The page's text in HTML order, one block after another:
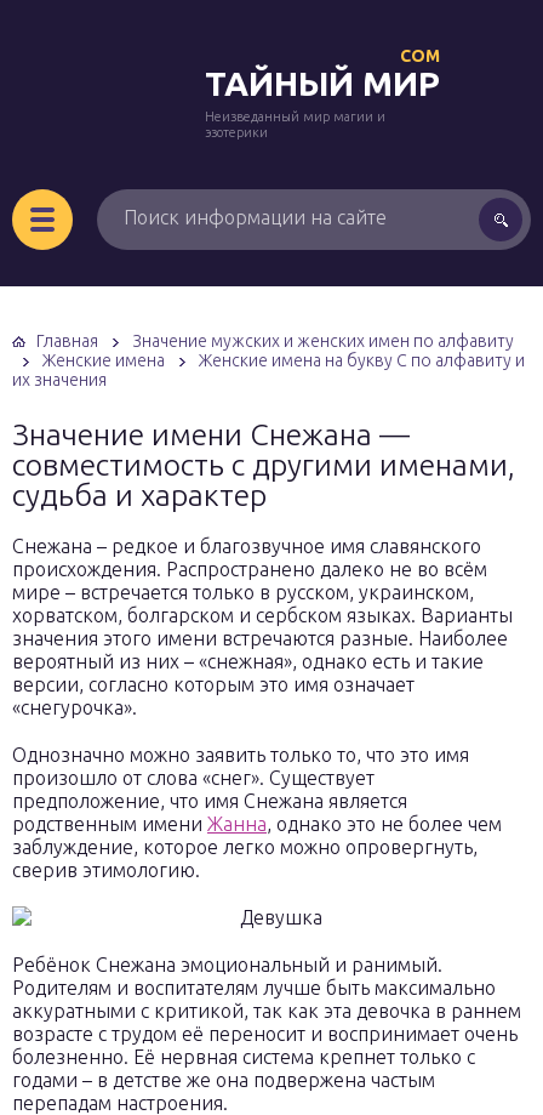
ТАЙНЫЙ МИР
COM
Неизведанный мир магии и
эзотерики
Главная
Значение мужских и женских имен по алфавиту
Женские имена
Женские имена на букву С по алфавиту и
их значения
Значение имени Снежана —
совместимость с другими именами,
судьба и характер
Снежана – редкое и благозвучное имя славянского
происхождения. Распространено далеко не во всём
мире – встречается только в русском, украинском,
хорватском, болгарском и сербском языках. Варианты
значения этого имени встречаются разные. Наиболее
вероятный из них – «снежная», однако есть и такие
версии, согласно которым это имя означает
«снегурочка».
Однозначно можно заявить только то, что это имя
произошло от слова «снег». Существует
предположение, что имя Снежана является
родственным имени Жанна, однако это не более чем
заблуждение, которое легко можно опровергнуть,
сверив этимологию.
Ребёнок Снежана эмоциональный и ранимый.
Родителям и воспитателям лучше быть максимально
аккуратными с критикой, так как эта девочка в раннем
возрасте с трудом её переносит и воспринимает очень
болезненно. Её нервная система крепнет только с
годами – в детстве же она подвержена частым
перепадам настроения.